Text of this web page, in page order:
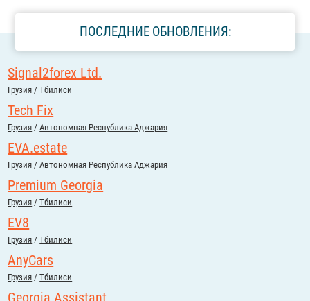
ПОСЛЕДНИЕ ОБНОВЛЕНИЯ:
Signal2forex Ltd.
Грузия /Тбилиси
Tech Fix
Грузия /Автономная Республика Аджария
EVA.estate
Грузия /Автономная Республика Аджария
Premium Georgia
Грузия /Тбилиси
EV8
Грузия /Тбилиси
AnyCars
Грузия /Тбилиси
Georgia Assistant